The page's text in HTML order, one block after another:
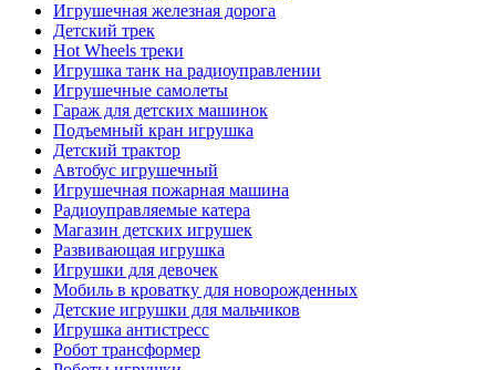
Игрушечная железная дорога
Детский трек
Hot Wheels треки
Игрушка танк на радиоуправлении
Игрушечные самолеты
Гараж для детских машинок
Подъемный кран игрушка
Детский трактор
Автобус игрушечный
Игрушечная пожарная машина
Радиоуправляемые катера
Магазин детских игрушек
Развивающая игрушка
Игрушки для девочек
Мобиль в кроватку для новорожденных
Детские игрушки для мальчиков
Игрушка антистресс
Робот трансформер